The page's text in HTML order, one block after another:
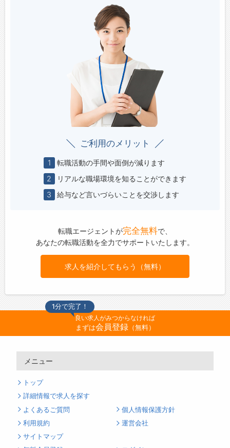
【充実の福利厚生！】
■試乗車貸出（無料）
・長期連休での利用が多く、普段プライベート
では乗れない高級車や電気自動車、ワンボック
スカーなどは特に人気があります！
■同期会・趣味同好会支援（活動資金の一部を
会社が援助）
・仕事を離れて、交流を深めることを支援する
制度です♪
■保養・宿泊施設（東京ビュック（会員制オー
（リゾートマンション））
・長期連休に多くの申込があり、家族や仲間同
■月2回の2連休日を導入！
・自動車販売会社で全国トップレベルの全社一
・年次有給休暇の取得促進にも力を入れていま
す！
【働き方に関して】
・多様な価値観で、全員にスポットライトが当
たる仕組みを整えています◎
入れて働きやすい環境作りに注力しています！
・サポートスタッフを配置することで効率化を
図り、整備士が整備に専念できる環境です♪
【社内設備】
■充電ステーション
様に安心して便利にご利用いただけるよう365
【先輩社員の声】
■テクニカルスタッフ（2017年入社）
社員を大切にしていることが会社の魅力です。
『メンター（助言者）制度』があり、比較的年
法人のお客様に対する食の提供は、それぞれの
ニーズに合わせてアレンジしています。
提供先の労働環境などを考慮しながら、バリエ
ーションを持たせ、ベストな食を提供していま
■その他の事業例
・学校や施設等でのパン販売
・厨房レイアウト、スタートアッププロデュー
・イベント、ケータリングサービス
・衛生管理指導、従業員研修、衛生管理相談＆
アドバイス等
ご利用のメリット
1
転職活動の手間や面倒が減ります
2
リアルな職場環境を知ることができます
3
給与など言いづらいことを交渉します
転職エージェントが完全無料で、
あなたの転職活動を全力でサポートいたします。
求人を紹介してもらう（無料）
1分で完了！
良い求人がみつからなければ
まずは会員登録（無料）
メニュー
トップ
詳細情報で求人を探す
よくあるご質問
個人情報保護方針
利用規約
運営会社
サイトマップ